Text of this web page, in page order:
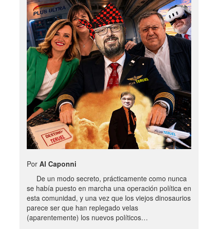
Por Al Caponni
De un modo secreto, prácticamente como nunca
se había puesto en marcha una operación política en
esta comunidad, y una vez que los viejos dinosaurios
parece ser que han replegado velas
(aparentemente) los nuevos políticos…